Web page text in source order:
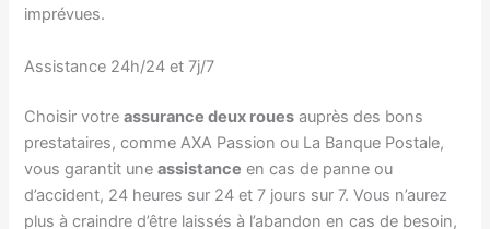
imprévues.
Assistance 24h/24 et 7j/7
Choisir votreassurance deux roues auprès des bons
prestataires, comme AXA Passion ou La Banque Postale,
vous garantit uneassistance en cas de panne ou
d’accident, 24 heures sur 24 et 7 jours sur 7. Vous n’aurez
plus à craindre d’être laissés à l’abandon en cas de besoin,